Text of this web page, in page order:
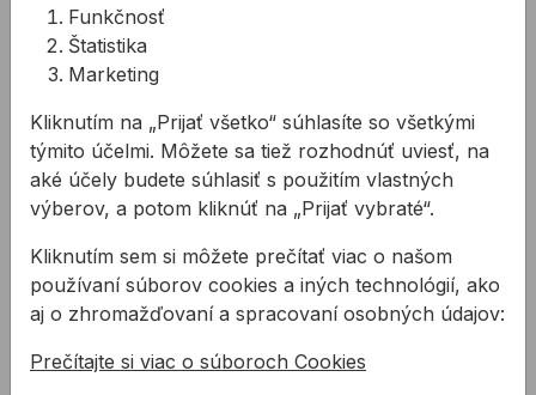
diamantový
Ponúka až 4× dlhšiu
diamantový kotúč
BOSCH a rôzne
materiály. Mimoriadne
trvácna ...
od78,47 €
78,47€ s DPH
Na sklade
upínaním X-LOCK.
18,45 € / ks
18,45€ s DPH
Na sklade
Diamant miskovitý na betón BOSCH 125mm best
Diamant miskovitý
Funkčnosť
Štatistika
Marketing
Kliknutím na „Prijať všetko“ súhlasíte so všetkými
týmito účelmi. Môžete sa tiež rozhodnúť uviesť, na
aké účely budete súhlasiť s použitím vlastných
výberov, a potom kliknúť na „Prijať vybraté“.
Kliknutím sem si môžete prečítať viac o našom
používaní súborov cookies a iných technológií, ako
aj o zhromažďovaní a spracovaní osobných údajov:
Prečítajte si viac o súboroch Cookies